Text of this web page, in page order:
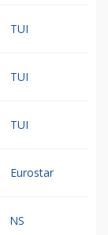
TUI
TUI
TUI
Eurostar
NS